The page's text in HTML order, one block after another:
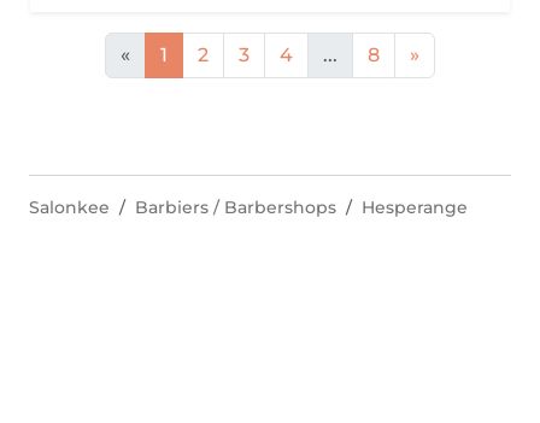
« 1 2 3 4 ... 8 »
Salonkee Barbiers / Barbershops Hesperange